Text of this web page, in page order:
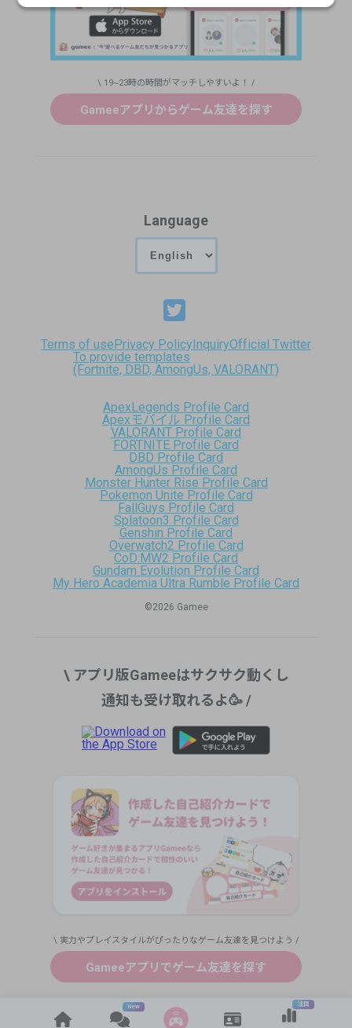
New 注目
\ 19~23時の時間がマッチしやすいよ！ /
Gameeアプリからゲーム友達を探す
Language
Terms of usePrivacy PolicyInquiryOfficial Twitter
To provide templates
(Fortnite, DBD, AmongUs, VALORANT)
ApexLegends Profile Card
Apexモバイル Profile Card
VALORANT Profile Card
FORTNITE Profile Card
DBD Profile Card
AmongUs Profile Card
Monster Hunter Rise Profile Card
Pokemon Unite Profile Card
FallGuys Profile Card
Splatoon3 Profile Card
Genshin Profile Card
Overwatch2 Profile Card
CoD:MW2 Profile Card
Gundam Evolution Profile Card
My Hero Academia Ultra Rumble Profile Card
©︎2026 Gamee
\ アプリ版Gameeはサクサク動くし
通知も受け取れるよ🥳 /
\ 実力やプレイスタイルがぴったりなゲーム友達を見つけよう /
Gameeアプリでゲーム友達を探す